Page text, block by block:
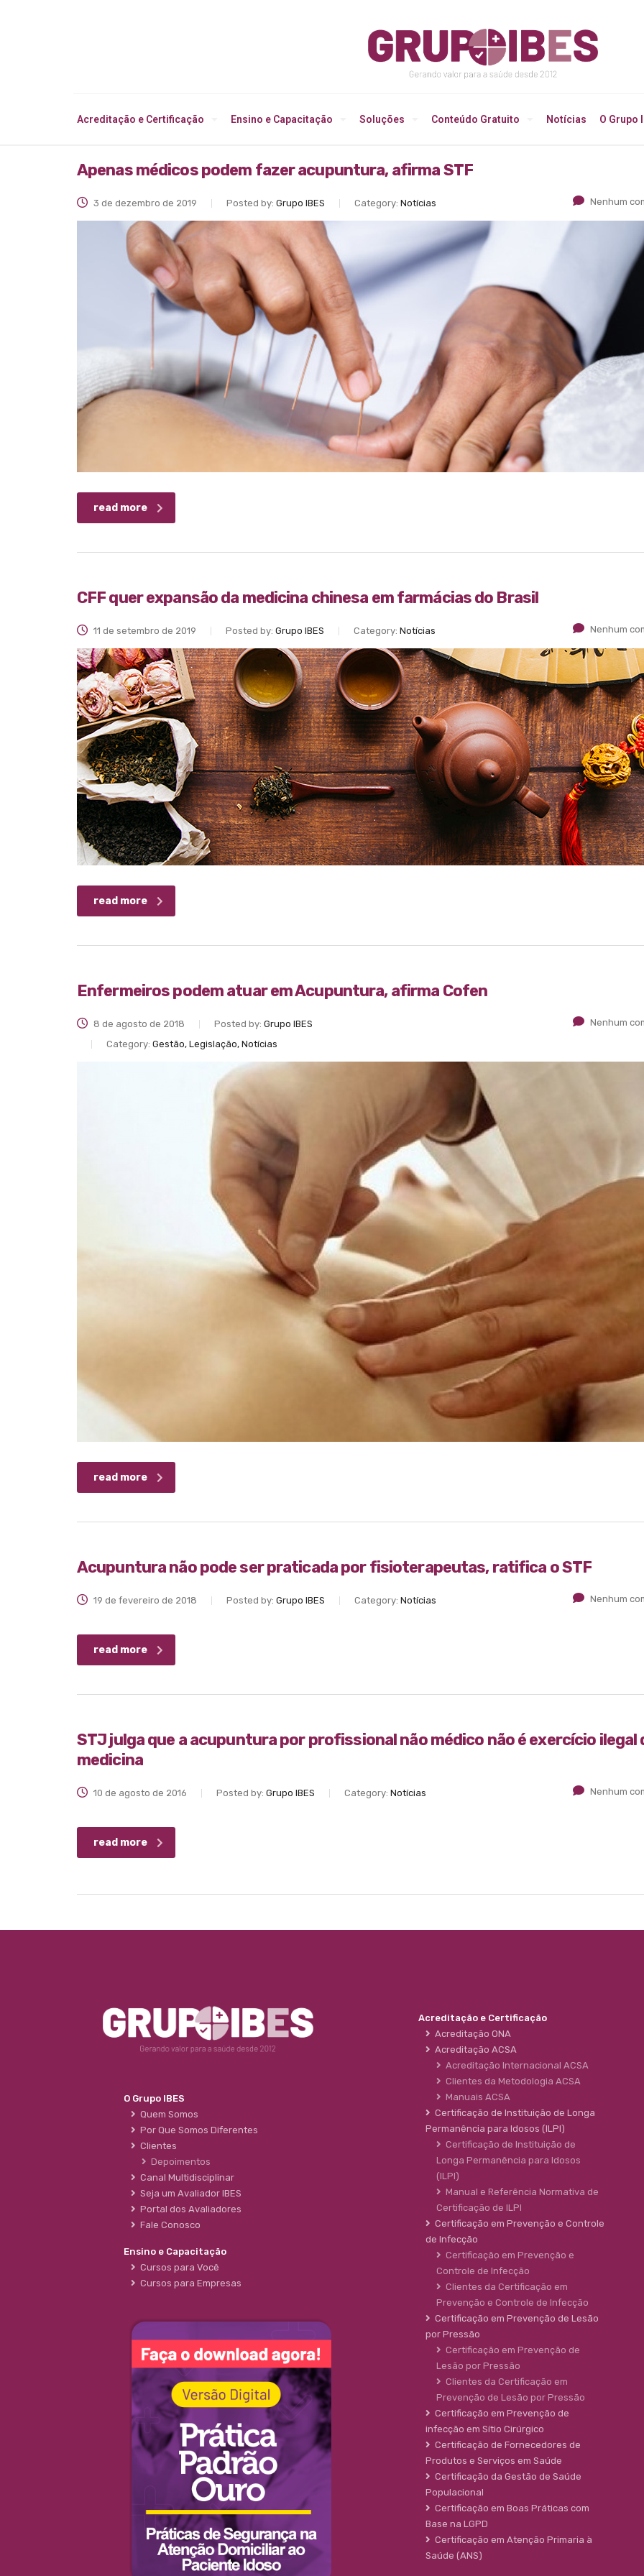
Acreditação e Certificação Ensino e Capacitação Soluções Conteúdo Gratuito Notícias O Grupo
Apenas médicos podem fazer acupuntura, afirma STF
3 de dezembro de 2019 Posted by: Grupo IBES Category: Notícias Nenhum
read more
CFF quer expansão da medicina chinesa em farmácias do Brasil
11 de setembro de 2019 Posted by: Grupo IBES Category: Notícias Nenhum
read more
Enfermeiros podem atuar em Acupuntura, afirma Cofen
8 de agosto de 2018 Posted by: Grupo IBES
Category: Gestão, Legislação, Notícias
Nenhum
read more
Acupuntura não pode ser praticada por fisioterapeutas, ratifica o STF
19 de fevereiro de 2018 Posted by: Grupo IBES Category: Notícias Nenhum
read more
STJ julga que a acupuntura por profissional não médico não é exercício ilegal
medicina
10 de agosto de 2016 Posted by: Grupo IBES Category: Notícias Nenhum
read more
O Grupo IBES
Quem Somos
Por Que Somos Diferentes
Clientes
Depoimentos
Canal Multidisciplinar
Seja um Avaliador IBES
Portal dos Avaliadores
Fale Conosco
Ensino e Capacitação
Cursos para Você
Cursos para Empresas
Acreditação e Certificação
Acreditação ONA
Acreditação ACSA
Acreditação Internacional ACSA
Clientes da Metodologia ACSA
Manuais ACSA
Certificação de Instituição de Longa
Permanência para Idosos (ILPI)
Certificação de Instituição de
Longa Permanência para Idosos
(ILPI)
Manual e Referência Normativa de
Certificação de ILPI
Certificação em Prevenção e Controle
de Infecção
Certificação em Prevenção e
Controle de Infecção
Clientes da Certificação em
Prevenção e Controle de Infecção
Certificação em Prevenção de Lesão
por Pressão
Certificação em Prevenção de
Lesão por Pressão
Clientes da Certificação em
Prevenção de Lesão por Pressão
Certificação em Prevenção de
infecção em Sítio Cirúrgico
Certificação de Fornecedores de
Produtos e Serviços em Saúde
Certificação da Gestão de Saúde
Populacional
Certificação em Boas Práticas com
Base na LGPD
Certificação em Atenção Primaria à
Saúde (ANS)